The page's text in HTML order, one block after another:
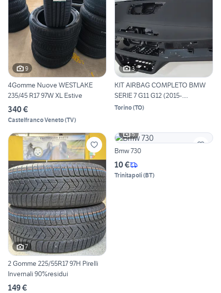
9
4Gomme Nuove WESTLAKE
235/45 R17 97W XL Estive
340 €
Castelfranco Veneto(TV)
3
KIT AIRBAG COMPLETO BMW
SERIE 7 G11 G12 (2015-....
Torino(TO)
7
2 Gomme 225/55R17 97H Pirelli
Invernali 90%residui
149 €
5
Bmw 730
10 €
Trinitapoli(BT)